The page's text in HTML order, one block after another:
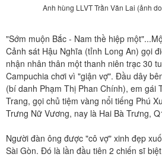
Anh hùng LLVT Trần Văn Lai (ảnh
"Sớm muộn Bắc - Nam thề hiệp
Cảnh sát Hậu Nghĩa (tỉnh Long An) gọi
nhận nhân thân một thanh niên trạc 30
Campuchia chơi vì "giận vợ". Đầu dây
(bí danh Phạm Thị Phan Chính), em gái
Trang, gọi chủ tiệm vàng nổi tiếng Phú
Trưng Nữ Vương, nay là Hai Bà Trưng,
Người đàn ông được "cô vợ" xinh đẹp
Sài Gòn. Đó là lần đầu tiên 2 chiến sĩ